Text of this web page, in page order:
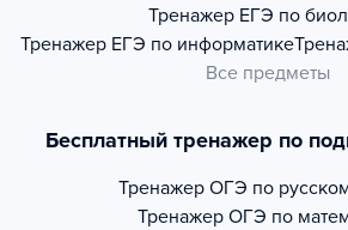
Тренажер ЕГЭ по
Тренажер ЕГЭ по информатике
Все предметы
Бесплатный тренажер по
Тренажер ОГЭ по
Тренажер ОГЭ по